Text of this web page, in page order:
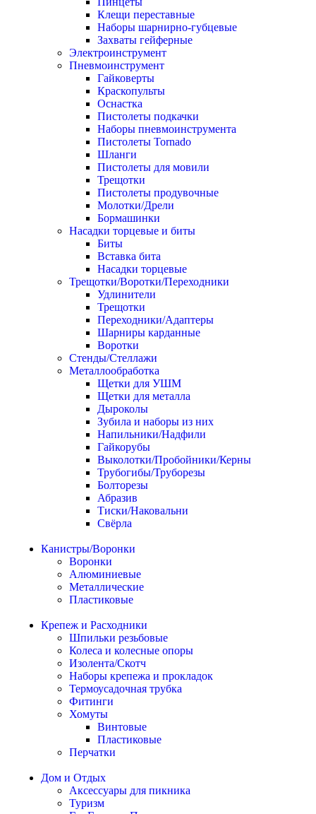
Клещи переставные
Наборы шарнирно-губцевые
Захваты гейферные
Электроинструмент
Пневмоинструмент
Гайковерты
Краскопульты
Оснастка
Пистолеты подкачки
Наборы пневмоинструмента
Пистолеты Tornado
Шланги
Пистолеты для мовили
Трещотки
Пистолеты продувочные
Молотки/Дрели
Бормашинки
Насадки торцевые и биты
Биты
Вставка бита
Насадки торцевые
Трещотки/Воротки/Переходники
Удлинители
Трещотки
Переходники/Адаптеры
Шарниры карданные
Воротки
Стенды/Стеллажи
Металлообработка
Щетки для УШМ
Щетки для металла
Дыроколы
Зубила и наборы из них
Напильники/Надфили
Гайкорубы
Выколотки/Пробойники/Керны
Трубогибы/Труборезы
Болторезы
Абразив
Тиски/Наковальни
Свёрла
Канистры/Воронки
Воронки
Алюминиевые
Металлические
Пластиковые
Крепеж и Расходники
Шпильки резьбовые
Колеса и колесные опоры
Изолента/Скотч
Наборы крепежа и прокладок
Термоусадочная трубка
Фитинги
Хомуты
Винтовые
Пластиковые
Перчатки
Дом и Отдых
Аксессуары для пикника
Туризм